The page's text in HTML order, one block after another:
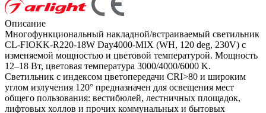
Описание
Многофункциональный накладной/встраиваемый светильник
CL-FIOKK-R220-18W Day4000-MIX (WH, 120 deg, 230V) с
изменяемой мощностью и цветовой температурой. Мощность
12–18 Вт, цветовая температура 3000/4000/6000 K.
Светильник с индексом цветопередачи CRI>80 и широким
углом излучения 120° предназначен для освещения мест
общего пользования: вестибюлей, лестничных площадок,
лифтовых холлов и прочих коммунальных и бытовых